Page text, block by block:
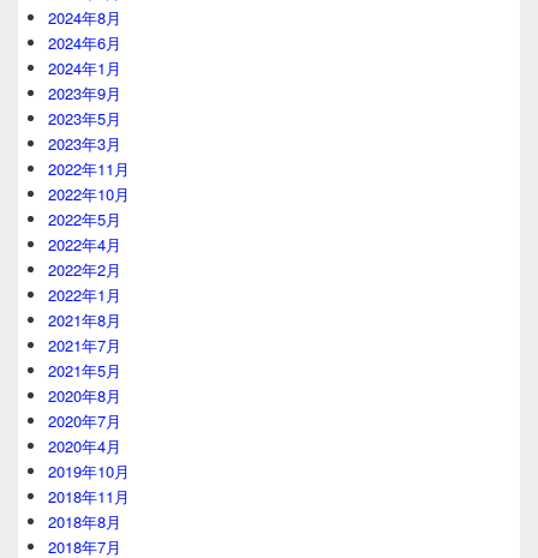
2024年8月
2024年6月
2024年1月
2023年9月
2023年5月
2023年3月
2022年11月
2022年10月
2022年5月
2022年4月
2022年2月
2022年1月
2021年8月
2021年7月
2021年5月
2020年8月
2020年7月
2020年4月
2019年10月
2018年11月
2018年8月
2018年7月